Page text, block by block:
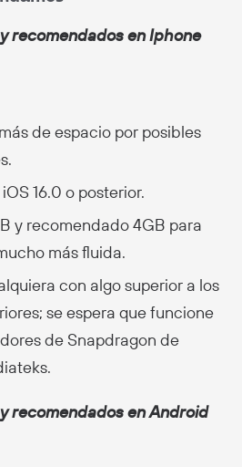
recomendados en Iphone
de espacio por posibles
iOS 16.0 o posterior.
y recomendado 4GB para
más fluida.
con algo superior a los
se espera que funcione
de Snapdragon de
recomendados en Android